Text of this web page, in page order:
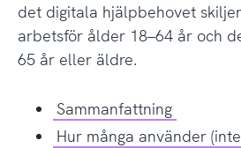
det digitala hjälpbehovet
arbetsför ålder 18–64 år och
65 år eller äldre.
Sammanfattning
Hur många använder